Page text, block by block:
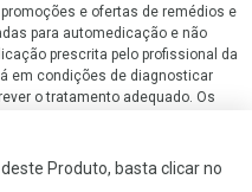
Produto, basta clicar no
e ofertas de remédios e
para automedicação e não
prescrita pelo profissional da
em condições de diagnosticar
o tratamento adequado. Os
ilustrativas. *Preços e
decorrer do dia. Antibióticos e
físicas ou televendas. Portaria nº